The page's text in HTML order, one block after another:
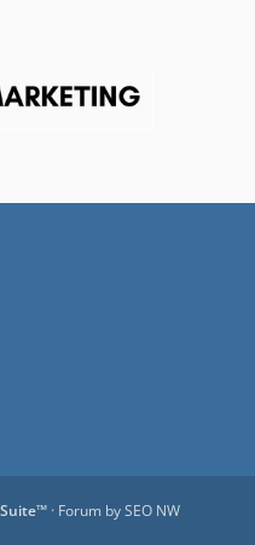
· Forum bySEO NW